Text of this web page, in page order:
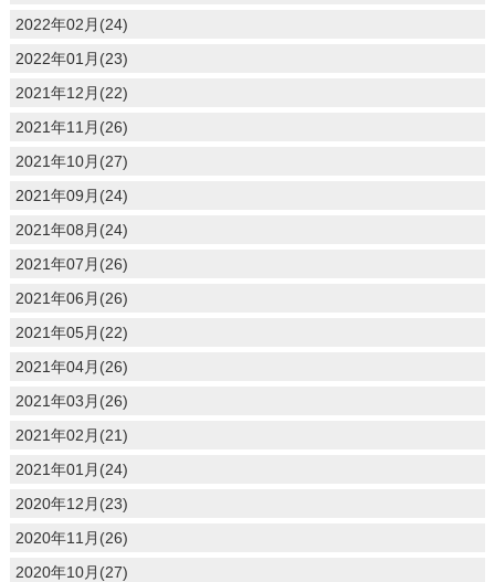
2022年02月(24)
2022年01月(23)
2021年12月(22)
2021年11月(26)
2021年10月(27)
2021年09月(24)
2021年08月(24)
2021年07月(26)
2021年06月(26)
2021年05月(22)
2021年04月(26)
2021年03月(26)
2021年02月(21)
2021年01月(24)
2020年12月(23)
2020年11月(26)
2020年10月(27)